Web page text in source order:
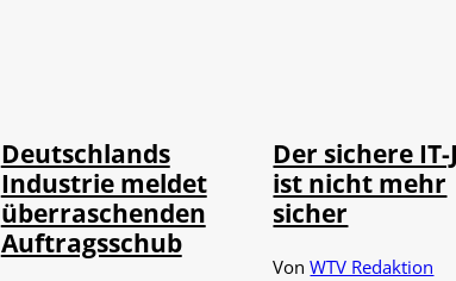
Deutschlands
Industrie meldet
überraschenden
Auftragsschub
Der sichere IT-
ist nicht mehr
sicher
VonWTV Redaktion